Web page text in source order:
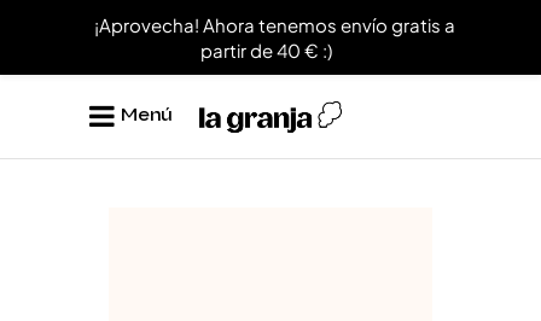
Menú
¡Aprovecha! Ahora tenemos envío gratis a
partir de 40 € :)